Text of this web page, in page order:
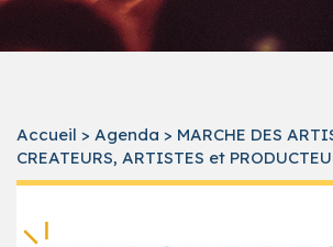
Accueil > Agenda > MARCHE DES
CREATEURS, ARTISTES et